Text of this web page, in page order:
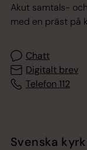
Akut samtals-
med en präst på
Chatt
Digitalt brev
Telefon 112
Svenska